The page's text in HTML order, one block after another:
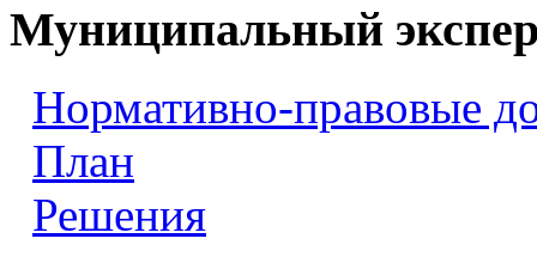
Муниципальный
Нормативно-правовые
План
Решения